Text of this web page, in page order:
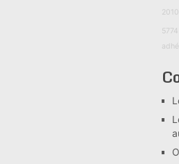
2010
5774